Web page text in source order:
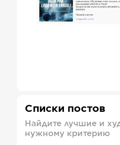
Списки постов
Найдите лучшие и
нужному критерию